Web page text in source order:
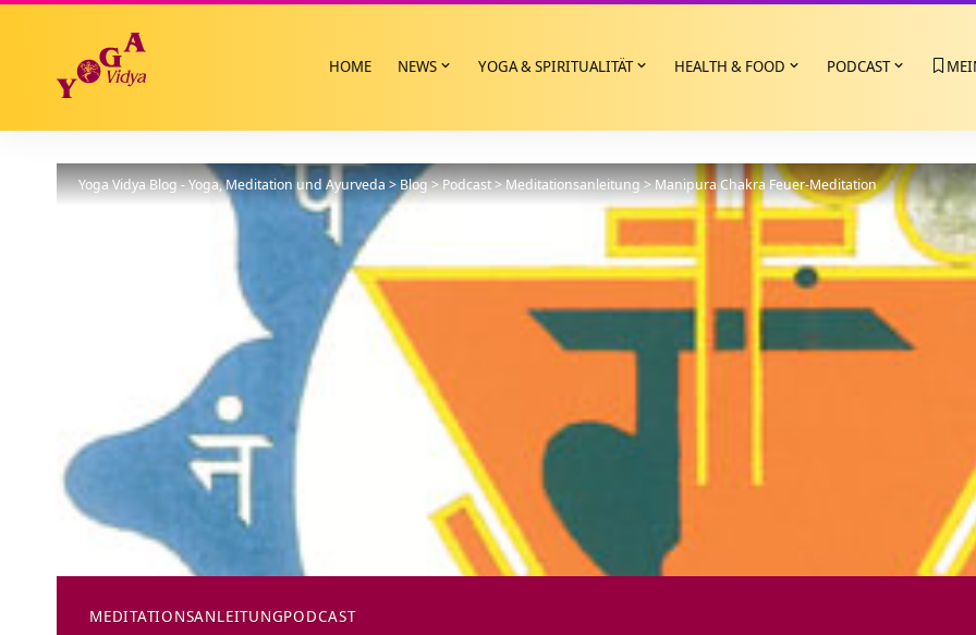
HOME NEWS YOGA & SPIRITUALITÄT HEALTH & FOOD PODCAST
Yoga Vidya Blog - Yoga, Meditation und Ayurveda>Blog>Podcast>Meditationsanleitung>Manipura Chakra Feuer-Meditation
MEDITATIONSANLEITUNGPODCAST